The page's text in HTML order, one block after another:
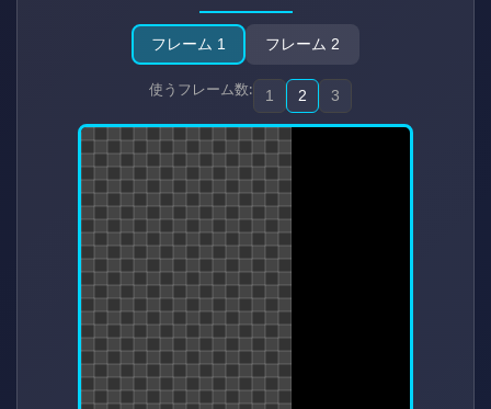
フレーム 1 フレーム 2
使うフレーム数: 1 2 3